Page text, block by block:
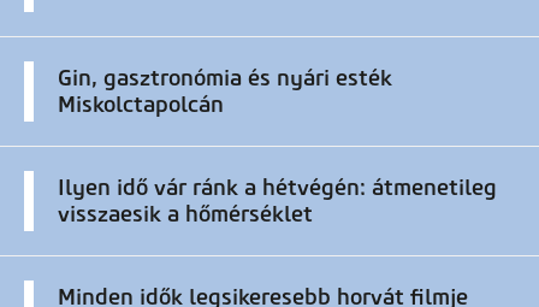
Gin, gasztronómia és nyári esték
Miskolctapolcán
Ilyen idő vár ránk a hétvégén: átmenetileg
visszaesik a hőmérséklet
Minden idők legsikeresebb horvát filmje